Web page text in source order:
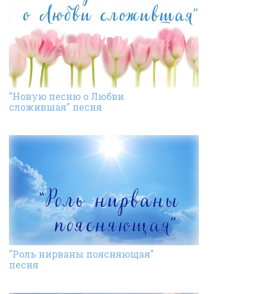
"Новую песню о Любви
сложившая" песня
"Роль нирваны поясняющая"
песня